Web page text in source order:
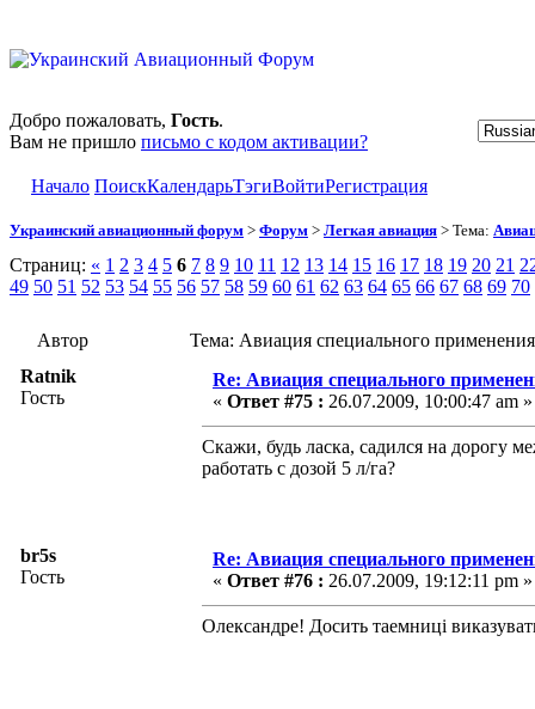
Добро пожаловать, Гость.
Вам не пришло письмо с кодом активации?
Начало ПоискКалендарьТэгиВойтиРегистрация
Украинский авиационный форум > Форум > Легкая авиация > Тема:
Страниц: « 1 2 3 4 5 6 7 8 9 10 11 12 13 14 15 16 17 18 19 20 21
49 50 51 52 53 54 55 56 57 58 59 60 61 62 63 64 65 66 67 68 69 70
Автор
Тема: Авиация специального
Ratnik
Гость
Re: Авиация специального
« Ответ #75 : 26.07.2009, 10:00:47 am »
Скажи, будь ласка, садился на дорогу
работать с дозой 5 л/га?
br5s
Гость
Re: Авиация специального
« Ответ #76 : 26.07.2009, 19:12:11 pm »
Олександре! Досить таемниці